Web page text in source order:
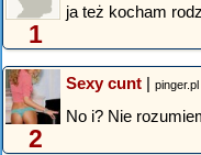
1
ja też kocham
2
Sexy cunt | pinger.pl
No i? Nie